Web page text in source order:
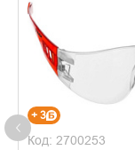
+ 3
Код: 2700253